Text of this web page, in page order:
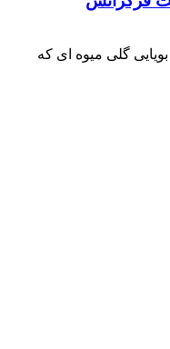
گروه بویایی گلی میوه ای که